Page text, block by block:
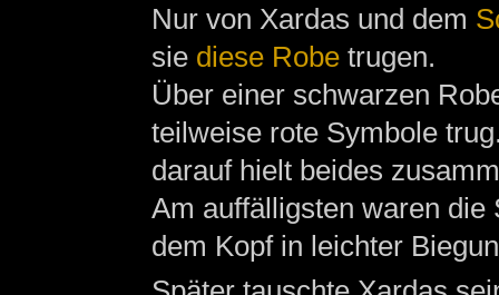
Nur von Xardas und dem
sie diese Robetrugen.
Über einer schwarzen
teilweise rote Symbole
darauf hielt beides
Am auffälligsten waren
dem Kopf in leichter